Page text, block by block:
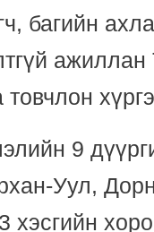
багийн
ажиллан
9
Уул,
хэсгийн